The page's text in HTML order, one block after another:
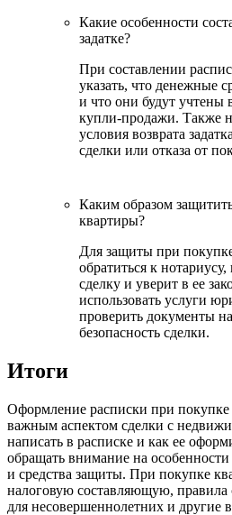
Какие особенности
задатке?
При составлении
указать, что денежные
и что они будут учтены
купли-продажи. Также
условия возврата
сделки или отказа от
Каким образом
квартиры?
Для защиты при
обратиться к
сделку и уверит в ее
использовать услуги
проверить документы
безопасность сделки.
Итоги
Оформление расписки при покупке
важным аспектом сделки с
написать в расписке и как ее
обращать внимание на
и средства защиты. При покупке
налоговую составляющую,
для несовершеннолетних и другие